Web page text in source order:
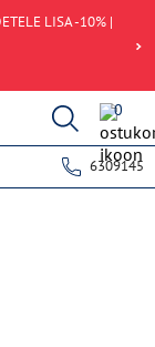
LISA -10% |
0
6309145